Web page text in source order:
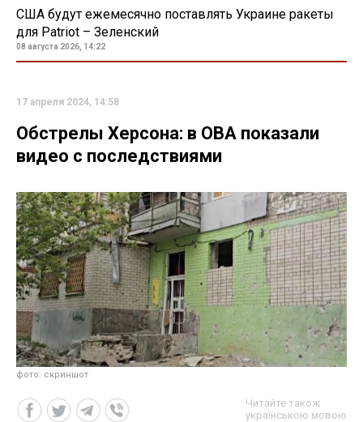
США будут ежемесячно поставлять Украине ракеты
для Patriot – Зеленский
08 августа 2026, 14:22
17 апреля 2024, 14:58
Обстрелы Херсона: в ОВА показали
видео с последствиями
фото: скриншот
Читайте також
українською мовою